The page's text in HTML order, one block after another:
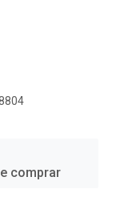
comprar